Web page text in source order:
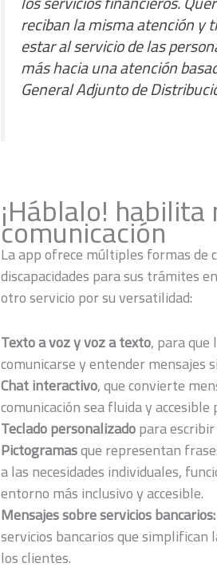
reciban la misma atención y
estar al servicio de las
más hacia una atención
General Adjunto de
¡Háblalo!
comunicación
La app ofrece múltiples formas de
discapacidades para sus trámites
otro servicio por su versatilidad:
Texto a voz y voz a texto, para que
comunicarse y entender mensajes
Chat interactivo, que convierte
comunicación sea fluida y accesible
Teclado personalizadopara
Pictogramasque representan
a las necesidades individuales,
entorno más inclusivo y accesible.
Mensajes sobre servicios bancarios:
servicios bancarios que simplifican
los clientes.